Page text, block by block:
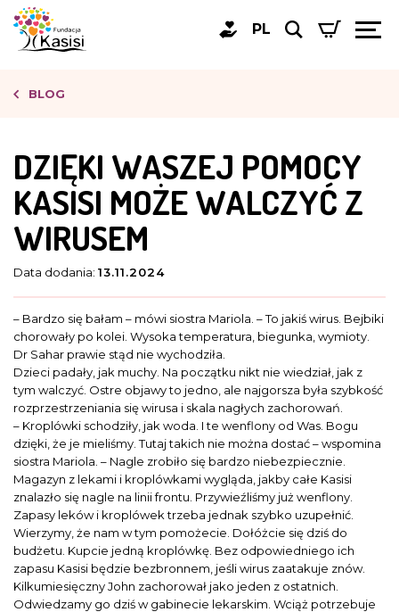
PL
BLOG
DZIĘKI WASZEJ POMOCY
KASISI MOŻE WALCZYĆ Z
WIRUSEM
Data dodania: 13.11.2024
– Bardzo się bałam – mówi siostra Mariola. – To jakiś wirus. Bejbiki
chorowały po kolei. Wysoka temperatura, biegunka, wymioty.
Dr Sahar prawie stąd nie wychodziła.
Dzieci padały, jak muchy. Na początku nikt nie wiedział, jak z
tym walczyć. Ostre objawy to jedno, ale najgorsza była szybkość
rozprzestrzeniania się wirusa i skala nagłych zachorowań.
– Kroplówki schodziły, jak woda. I te wenflony od Was. Bogu
dzięki, że je mieliśmy. Tutaj takich nie można dostać – wspomina
siostra Mariola. – Nagle zrobiło się bardzo niebezpiecznie.
Magazyn z lekami i kroplówkami wygląda, jakby całe Kasisi
znalazło się nagle na linii frontu. Przywieźliśmy już wenflony.
Zapasy leków i kroplówek trzeba jednak szybko uzupełnić.
Wierzymy, że nam w tym pomożecie. Dołóżcie się dziś do
budżetu. Kupcie jedną kroplówkę. Bez odpowiedniego ich
zapasu Kasisi będzie bezbronnem, jeśli wirus zaatakuje znów.
Kilkumiesięczny John zachorował jako jeden z ostatnich.
Odwiedzamy go dziś w gabinecie lekarskim. Wciąż potrzebuje